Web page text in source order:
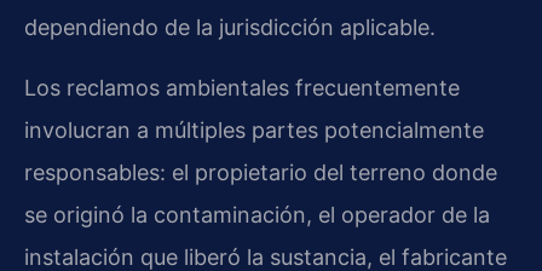
dependiendo de la jurisdicción aplicable.
Los reclamos ambientales frecuentemente
involucran a múltiples partes potencialmente
responsables: el propietario del terreno donde
se originó la contaminación, el operador de la
instalación que liberó la sustancia, el fabricante